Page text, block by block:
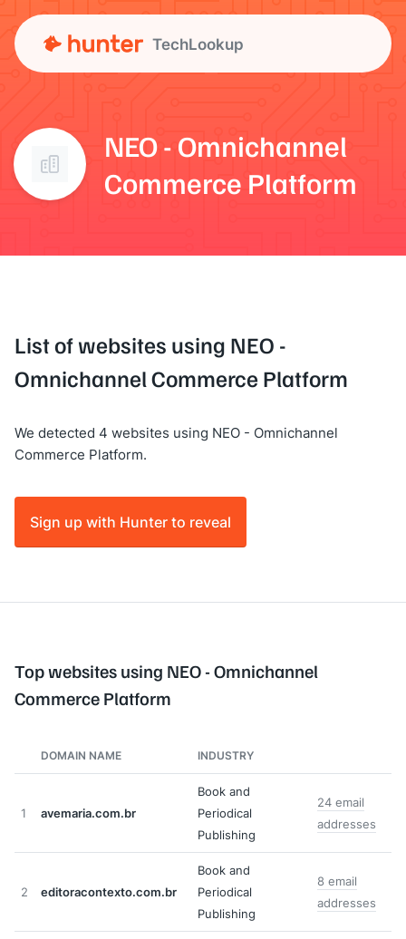
TechLookup
NEO - Omnichannel
Commerce Platform
List of websites using NEO -
Omnichannel Commerce Platform
We detected 4 websites using NEO - Omnichannel
Commerce Platform.
Sign up with Hunter to reveal
Top websites using NEO - Omnichannel
Commerce Platform
DOMAIN NAME INDUSTRY
1 avemaria.com.br
Book and
Periodical
Publishing
24 email
addresses
2 editoracontexto.com.br
Book and
Periodical
Publishing
8 email
addresses